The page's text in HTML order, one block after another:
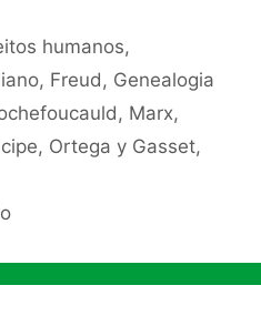
humanos,
, Freud , Genealogia
, Marx,
, Ortega y Gasset,